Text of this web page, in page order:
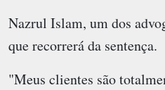
Nazrul Islam, um dos
que recorrerá da sentença.
"Meus clientes são